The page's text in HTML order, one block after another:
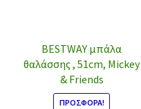
BESTWAY μπάλα
θαλάσσης , 51cm, Mickey
& Friends
ΠΡΟΣΦΟΡΆ!